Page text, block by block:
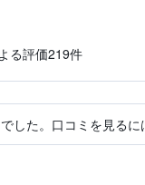
る評価219​件
した。口コミを見る